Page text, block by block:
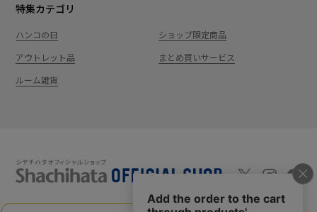
特集カテゴリ
ハンコの日
ショップ限定商品
アウトレット品
まとめ買いサービス
ルーム雑貨